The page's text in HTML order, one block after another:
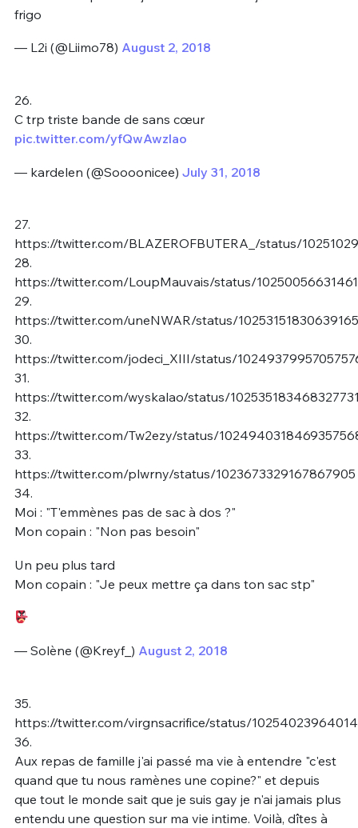
frigo
— L2i (@Liimo78) August 2, 2018
26.
C trp triste bande de sans cœur
pic.twitter.com/yfQwAwzlao
— kardelen (@Soooonicee) July 31, 2018
27.
https://twitter.com/BLAZEROFBUTERA_/status/
28.
https://twitter.com/LoupMauvais/status/
29.
https://twitter.com/uneNWAR/status/
30.
https://twitter.com/jodeci_XIII/status/
31.
https://twitter.com/wyskalao/status/
32.
https://twitter.com/Tw2ezy/status/
33.
https://twitter.com/plwrny/status/1023673329167867905
34.
Moi : "T'emmènes pas de sac à dos ?"
Mon copain : "Non pas besoin"
Un peu plus tard
Mon copain : "Je peux mettre ça dans ton sac stp"
— Solène (@Kreyf_) August 2, 2018
35.
https://twitter.com/virgnsacrifice/status/
36.
Aux repas de famille j'ai passé ma vie à entendre "c'est
quand que tu nous ramènes une copine?" et depuis
que tout le monde sait que je suis gay je n'ai jamais plus
entendu une question sur ma vie intime. Voilà, dîtes à